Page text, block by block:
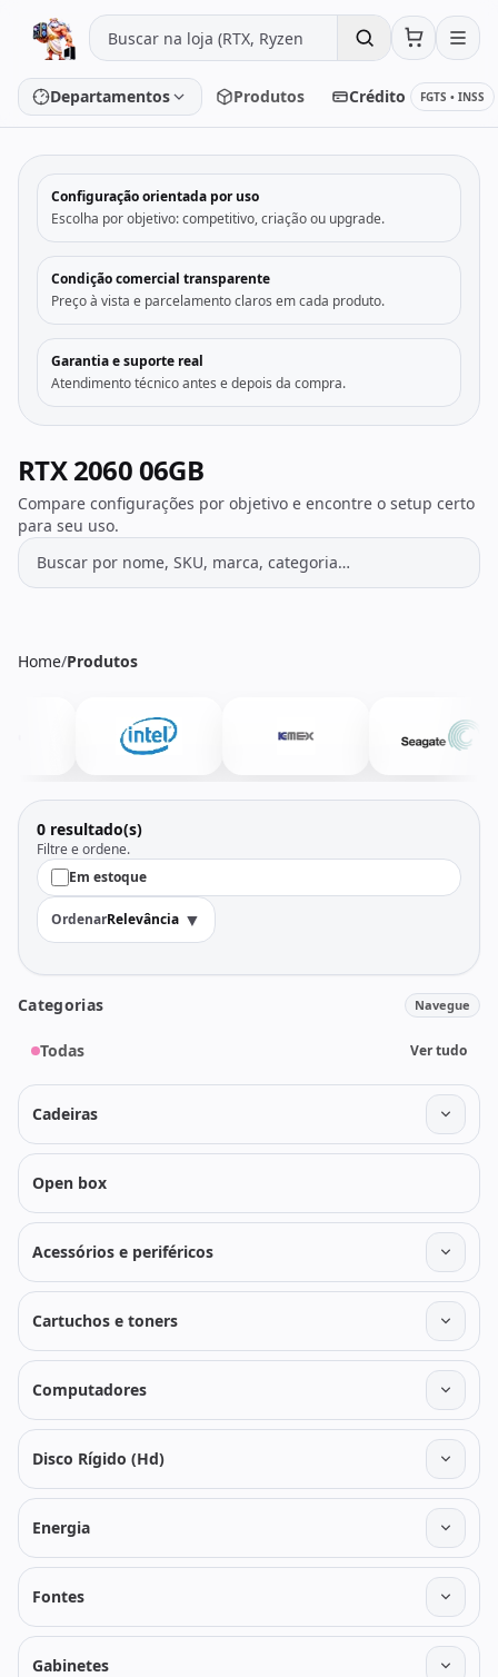
Pular para o conteúdo
Departamentos
Placa de vídeo
Placa-mãe Memória
SSD/HD Periféricos
PC Gamer Notebooks
Todos os produtos Seleções
Atendimento
Produtos Crédito FGTS • INSS
‹ ›
Configuração orientada por uso
Escolha por objetivo: competitivo, criação ou upgrade.
Condição comercial transparente
Preço à vista e parcelamento claros em cada produto.
Garantia e suporte real
Atendimento técnico antes e depois da compra.
RTX 2060 06GB
Compare configurações por objetivo e encontre o setup certo
para seu uso.
Home/Produtos
0 resultado(s)
Filtre e ordene.
Em estoque
OrdenarRelevância ▼
Categorias Navegue
Todas Ver tudo
Cadeiras
Open box
Acessórios e periféricos
Cartuchos e toners
Computadores
Disco Rígido (Hd)
Energia
Fontes
Gabinetes